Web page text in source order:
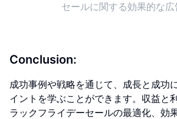
セールに関する効果的な広
Conclusion:
成功事例や戦略を通じて、成長と成功
イントを学ぶことができます。収益と
ラックフライデーセールの最適化、効